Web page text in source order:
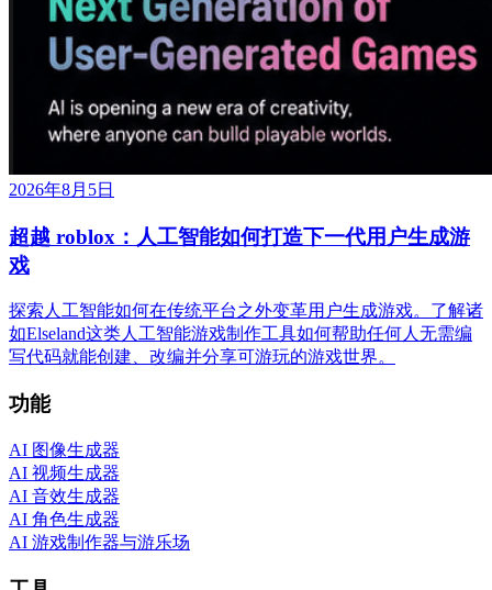
2026年8月5日
超越 roblox：人工智能如何打造下一代用户生成游
戏
探索人工智能如何在传统平台之外变革用户生成游戏。了解诸
如Elseland这类人工智能游戏制作工具如何帮助任何人无需编
写代码就能创建、改编并分享可游玩的游戏世界。
功能
AI 图像生成器
AI 视频生成器
AI 音效生成器
AI 角色生成器
AI 游戏制作器与游乐场